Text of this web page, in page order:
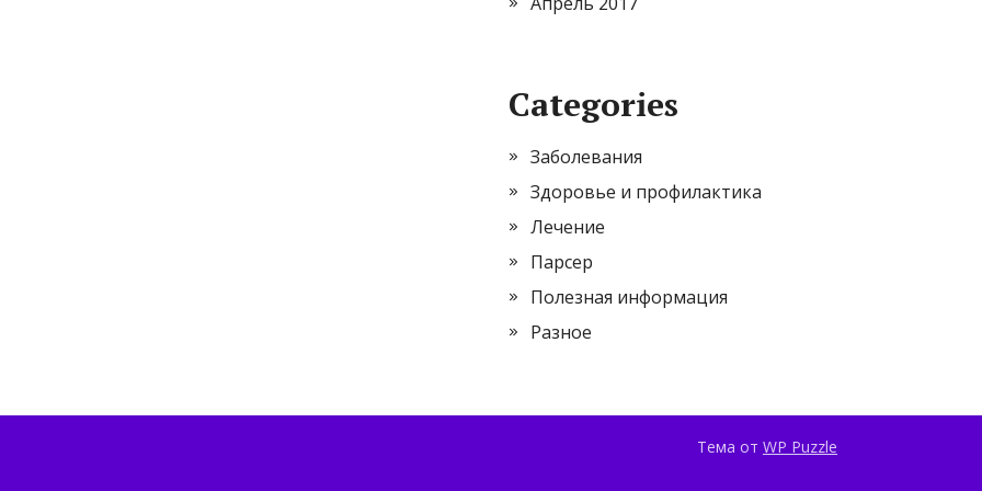
Categories
Заболевания
Здоровье и профилактика
Лечение
Парсер
Полезная информация
Разное
Тема от WP Puzzle